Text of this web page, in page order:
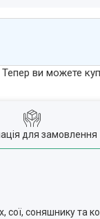
Тепер ви можете
для замовлення
сої, соняшнику та